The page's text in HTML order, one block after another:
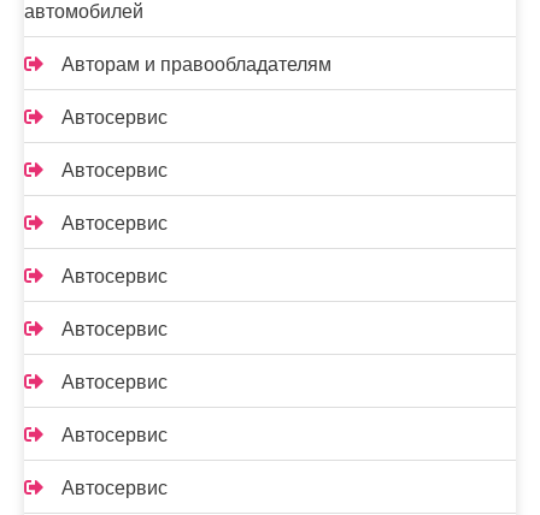
автомобилей
Авторам и правообладателям
Автосервис
Автосервис
Автосервис
Автосервис
Автосервис
Автосервис
Автосервис
Автосервис